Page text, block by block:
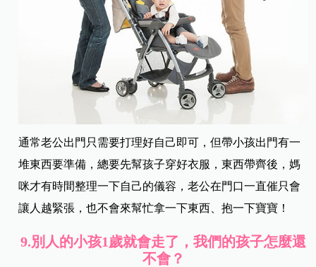
通常老公出門只需要打理好自己即可，但帶小孩出門有一
堆東西要準備，總要先幫孩子穿好衣服，東西帶齊後，媽
咪才有時間整理一下自己的儀容，老公在門口一直催只會
讓人越緊張，也不會來幫忙拿一下東西、抱一下寶寶！
9.別人的小孩1歲就會走了，我們的孩子怎麼還
不會？